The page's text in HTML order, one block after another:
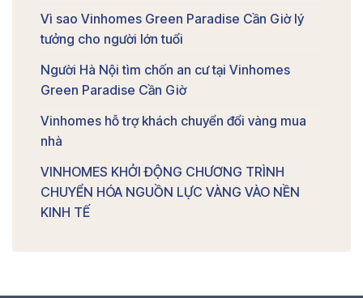
Vì sao Vinhomes Green Paradise Cần Giờ lý
tưởng cho người lớn tuổi
Người Hà Nội tìm chốn an cư tại Vinhomes
Green Paradise Cần Giờ
Vinhomes hỗ trợ khách chuyển đổi vàng mua
nhà
VINHOMES KHỞI ĐỘNG CHƯƠNG TRÌNH
CHUYỂN HÓA NGUỒN LỰC VÀNG VÀO NỀN
KINH TẾ